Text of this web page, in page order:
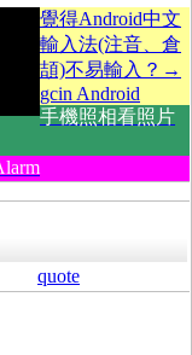
覺得Android中文
輸入法(注音、倉
頡)不易輸入？→
gcin Android
手機照相看照片
quote